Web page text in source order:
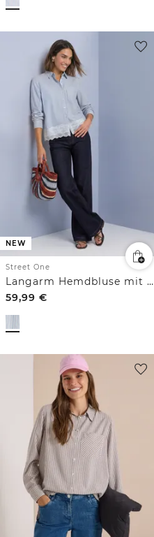
NEW
Street One
Langarm Hemdbluse mit Streifen und Spitzenborte
59,99 €